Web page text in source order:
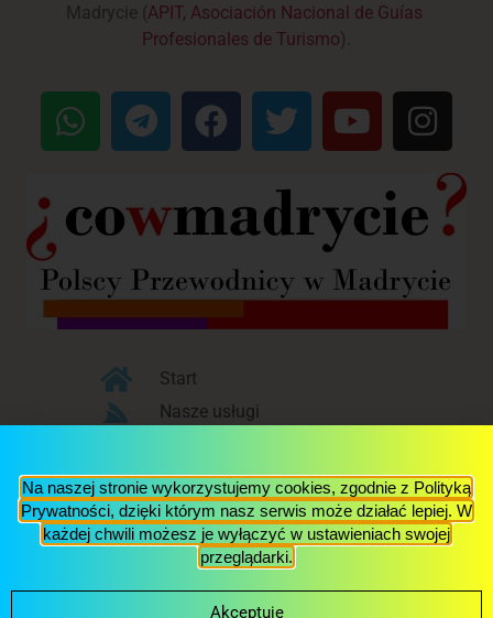
Madrycie (APIT, Asociación Nacional de Guías
Profesionales de Turismo).
Start
Nasze usługi
O nas
Kontakt
© 2017 Via Polonia S.L., NIF: B87304762,
Política de Privacidad
Na naszej stronie wykorzystujemy cookies, zgodnie z Polityką
Prywatności, dzięki którym nasz serwis może działać lepiej. W
każdej chwili możesz je wyłączyć w ustawieniach swojej
przeglądarki.
Akceptuję